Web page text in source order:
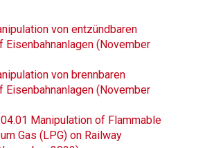
von entzündbaren
Eisenbahnanlagen (November
von brennbaren
Eisenbahnanlagen (November
Manipulation of Flammable
Gas (LPG) on Railway